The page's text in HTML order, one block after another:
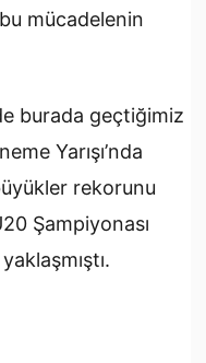
mücadelenin
burada geçtiğimiz
Yarışı’nda
rekorunu
Şampiyonası